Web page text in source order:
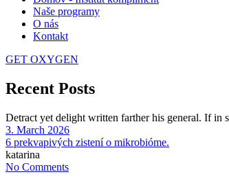
Naše programy
O nás
Kontakt
GET OXYGEN
Recent Posts
Detract yet delight written farther his general. If in
3. March 2026
6 prekvapivých zistení o mikrobióme.
katarina
No Comments